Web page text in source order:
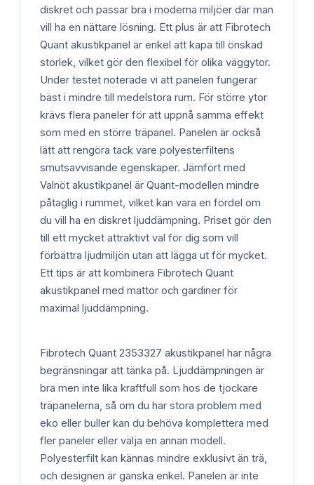
diskret och passar bra i moderna miljöer där man
vill ha en nättare lösning. Ett plus är att Fibrotech
Quant akustikpanel är enkel att kapa till önskad
storlek, vilket gör den flexibel för olika väggytor.
Under testet noterade vi att panelen fungerar
bäst i mindre till medelstora rum. För större ytor
krävs flera paneler för att uppnå samma effekt
som med en större träpanel. Panelen är också
lätt att rengöra tack vare polyesterfiltens
smutsavvisande egenskaper. Jämfört med
Valnöt akustikpanel är Quant-modellen mindre
påtaglig i rummet, vilket kan vara en fördel om
du vill ha en diskret ljuddämpning. Priset gör den
till ett mycket attraktivt val för dig som vill
förbättra ljudmiljön utan att lägga ut för mycket.
Ett tips är att kombinera Fibrotech Quant
akustikpanel med mattor och gardiner för
maximal ljuddämpning.
Fibrotech Quant 2353327 akustikpanel har några
begränsningar att tänka på. Ljuddämpningen är
bra men inte lika kraftfull som hos de tjockare
träpanelerna, så om du har stora problem med
eko eller buller kan du behöva komplettera med
fler paneler eller välja en annan modell.
Polyesterfilt kan kännas mindre exklusivt än trä,
och designen är ganska enkel. Panelen är inte